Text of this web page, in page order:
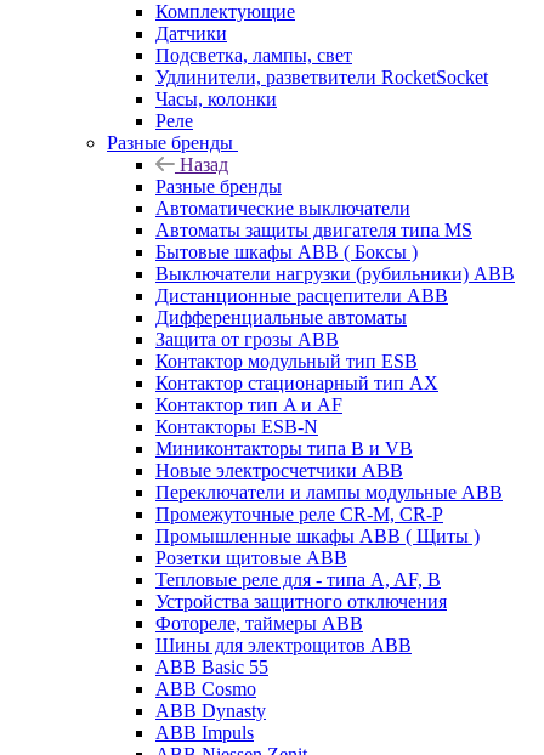
Комплектующие
Датчики
Подсветка, лампы, свет
Удлинители, разветвители RocketSocket
Часы, колонки
Реле
Разные бренды
Назад
Разные бренды
Автоматические выключатели
Автоматы защиты двигателя типа MS
Бытовые шкафы ABB ( Боксы )
Выключатели нагрузки (рубильники) ABB
Дистанционные расцепители ABB
Дифференциальные автоматы
Защита от грозы ABB
Контактор модульный тип ESB
Контактор стационарный тип AX
Контактор тип A и AF
Контакторы ESB-N
Миниконтакторы типа B и VB
Новые электросчетчики ABB
Переключатели и лампы модульные ABB
Промежуточные реле CR-M, CR-P
Промышленные шкафы ABB ( Щиты )
Розетки щитовые ABB
Тепловые реле для - типа A, AF, B
Устройства защитного отключения
Фотореле, таймеры ABB
Шины для электрощитов АВВ
ABB Basic 55
ABB Cosmo
ABB Dynasty
ABB Impuls